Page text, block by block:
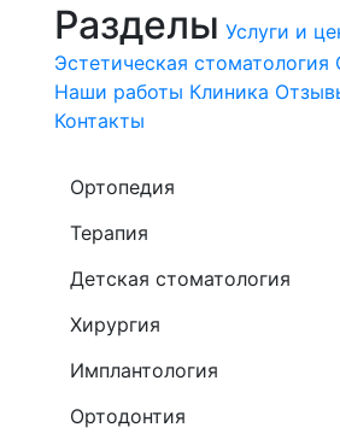
Разделы Услуги и
Эстетическая стоматология
Наши работы Клиника
Контакты
Ортопедия
Терапия
Детская стоматология
Хирургия
Имплантология
Ортодонтия